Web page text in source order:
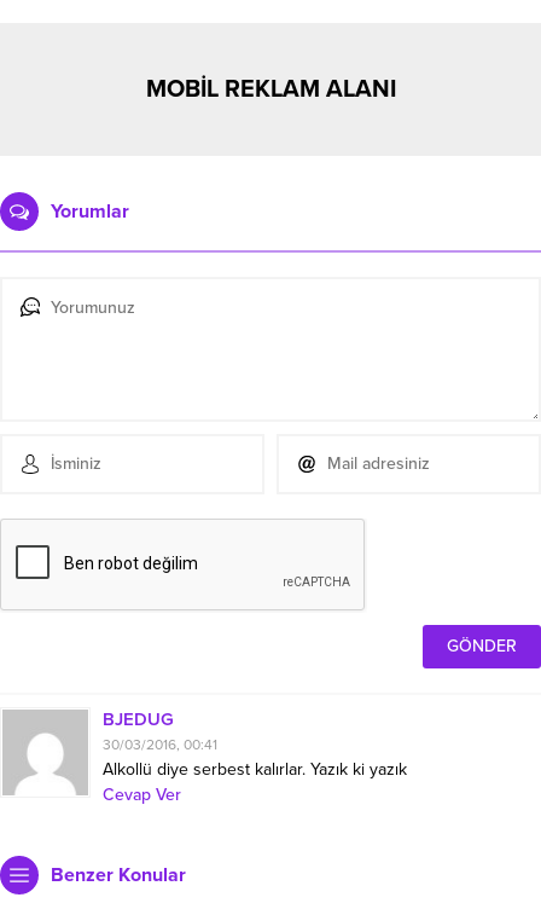
MOBİL REKLAM ALANI
Yorumlar
BJEDUG
30/03/2016, 00:41
Alkollü diye serbest kalırlar. Yazık ki yazık
Cevap Ver
Benzer Konular